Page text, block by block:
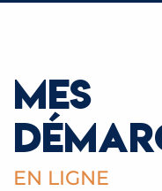
MES
EN LIGNE